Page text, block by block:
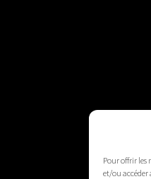
Pour offrir les
et/ou accéder